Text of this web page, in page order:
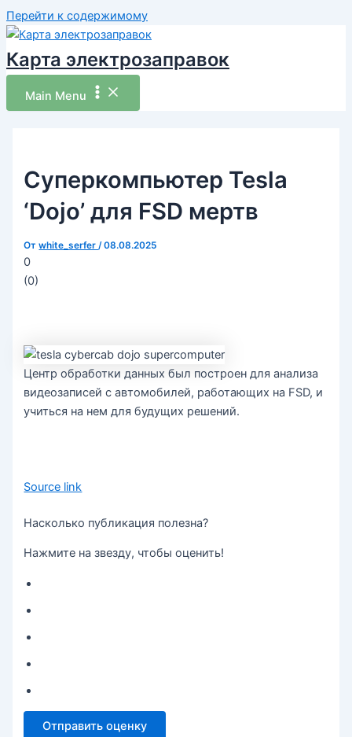
Перейти к содержимому
Карта электрозаправок
Main Menu
Суперкомпьютер Tesla
‘Dojo’ для FSD мертв
Отwhite_serfer/08.08.2025
0
(0)
Центр обработки данных был построен для анализа
видеозаписей с автомобилей, работающих на FSD, и
учиться на нем для будущих решений.
Source link
Насколько публикация полезна?
Нажмите на звезду, чтобы оценить!
Отправить оценку